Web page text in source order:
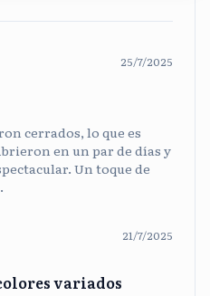
25/7/2025
cerrados, lo que es
en un par de días y
Un toque de
21/7/2025
variados